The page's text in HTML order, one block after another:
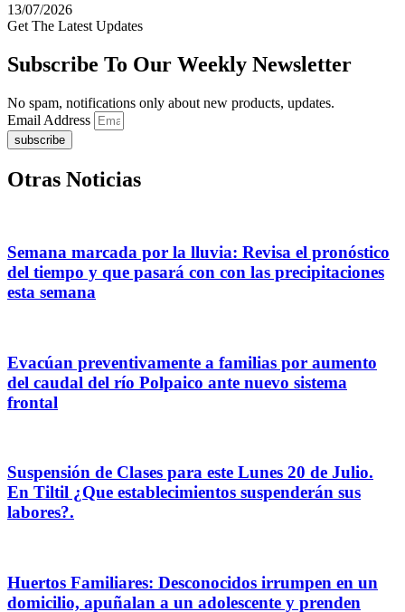
13/07/2026
Get The Latest Updates
Subscribe To Our Weekly Newsletter
No spam, notifications only about new products, updates.
Email Address
subscribe
Otras Noticias
Semana marcada por la lluvia: Revisa el pronóstico
del tiempo y que pasará con con las precipitaciones
esta semana
Evacúan preventivamente a familias por aumento
del caudal del río Polpaico ante nuevo sistema
frontal
Suspensión de Clases para este Lunes 20 de Julio.
En Tiltil ¿Que establecimientos suspenderán sus
labores?.
Huertos Familiares: Desconocidos irrumpen en un
domicilio, apuñalan a un adolescente y prenden